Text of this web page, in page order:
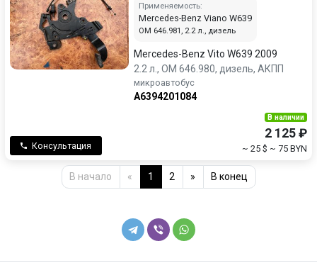
Применяемость:
Mercedes-Benz Viano W639
OM 646.981, 2.2 л., дизель
Mercedes-Benz Vito W639 2009
2.2 л., OM 646.980, дизель, АКПП
микроавтобус
A6394201084
Консультация
В наличии
2 125 ₽
~ 25 $ ~ 75 BYN
В начало « 1 2 » В конец